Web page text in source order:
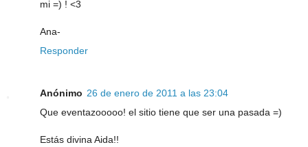
mi =) ! <3
Ana-
Responder
Anónimo 26 de enero de 2011 a las 23:04
Que eventazooooo! el sitio tiene que ser una pasada =)
Estás divina Aida!!